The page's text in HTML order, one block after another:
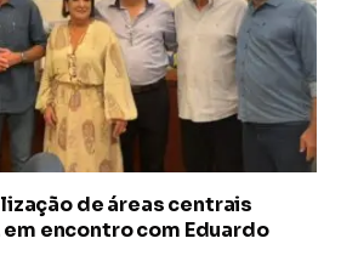
de áreas centrais
encontro com Eduardo